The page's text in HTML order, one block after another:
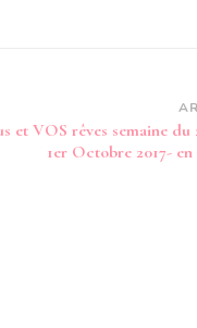
et VOS rêves semaine du
1er Octobre 2017-